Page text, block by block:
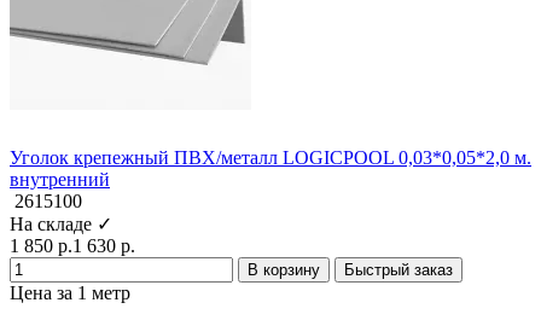
Уголок крепежный ПВХ/металл LOGICPOOL 0,03*0,05*2,0 м.
внутренний
2615100
На складе ✓
1 850 р.1 630 р.
В корзину Быстрый заказ
Цена за 1 метр